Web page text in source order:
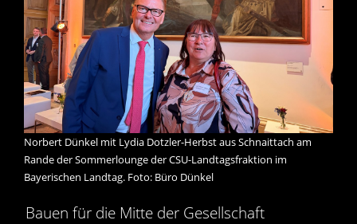
Norbert Dünkel mit Lydia Dotzler-Herbst aus Schnaittach am
Rande der Sommerlounge der CSU-Landtagsfraktion im
Bayerischen Landtag. Foto: Büro Dünkel
Bauen für die Mitte der Gesellschaft